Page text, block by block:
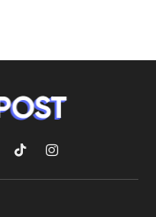
TikTokInstagram